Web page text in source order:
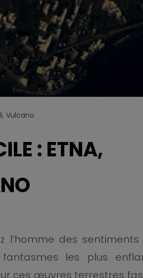
Vulcano
: ETNA,
l’homme des
les plus
ces œuvres terrestres